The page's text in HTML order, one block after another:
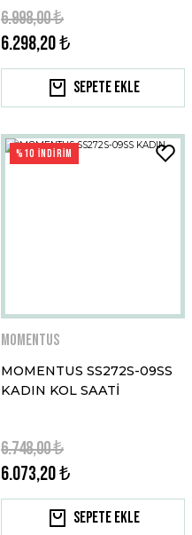
6.298,20 ₺
6.998,00 ₺
Sepete Ekle
%10 İNDİRİM
Momentus
MOMENTUS SS272S-09SS
KADIN KOL SAATİ
6.073,20 ₺
6.748,00 ₺
Sepete Ekle